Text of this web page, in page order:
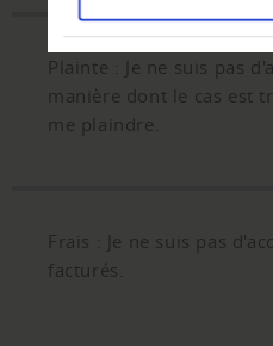
Plainte : Je ne suis pas
manière dont le cas est
me plaindre.
Frais : Je ne suis pas
facturés.